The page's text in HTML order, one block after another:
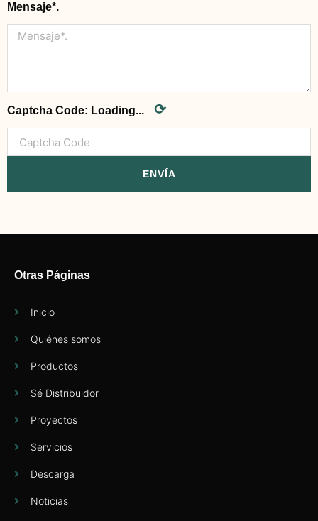
Mensaje*.
Captcha Code: Loading... ⟳
ENVÍA
Otras Páginas
Inicio
Quiénes somos
Productos
Sé Distribuidor
Proyectos
Servicios
Descarga
Noticias